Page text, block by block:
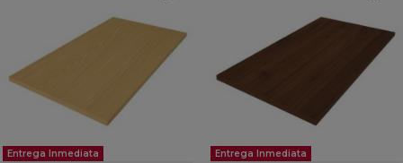
Entrega Inmediata Entrega Inmediata